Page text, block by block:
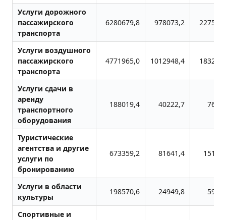
Услуги дорожного
пассажирского
транспорта
6280679,8 978073,2
Услуги воздушного
пассажирского
транспорта
4771965,0 1012948,4
Услуги сдачи в
аренду
транспортного
оборудования
188019,4 40222,7
Туристические
агентства и другие
услуги по
бронированию
673359,2 81641,4
Услуги в области
культуры
198570,6 24949,8
Спортивные и